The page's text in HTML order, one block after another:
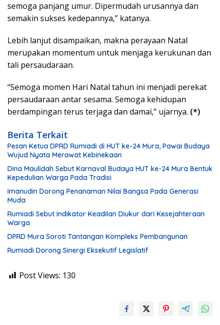
semoga panjang umur. Dipermudah urusannya dan
semakin sukses kedepannya,” katanya.
Lebih lanjut disampaikan, makna perayaan Natal
merupakan momentum untuk menjaga kerukunan dan
tali persaudaraan.
“Semoga momen Hari Natal tahun ini menjadi perekat
persaudaraan antar sesama. Semoga kehidupan
berdampingan terus terjaga dan damai,” ujarnya. (*)
Berita Terkait
Pesan Ketua DPRD Rumiadi di HUT ke-24 Mura, Pawai Budaya
Wujud Nyata Merawat Kebinekaan
Dina Maulidah Sebut Karnaval Budaya HUT ke-24 Mura Bentuk
Kepedulian Warga Pada Tradisi
Imanudin Dorong Penanaman Nilai Bangsa Pada Generasi
Muda
Rumiadi Sebut Indikator Keadilan Diukur dari Kesejahteraan
Warga
DPRD Mura Soroti Tantangan Kompleks Pembangunan
Rumiadi Dorong Sinergi Eksekutif Legislatif
Post Views: 130